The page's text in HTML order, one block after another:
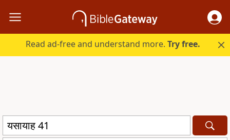
Read ad-free and understand more.Try free.